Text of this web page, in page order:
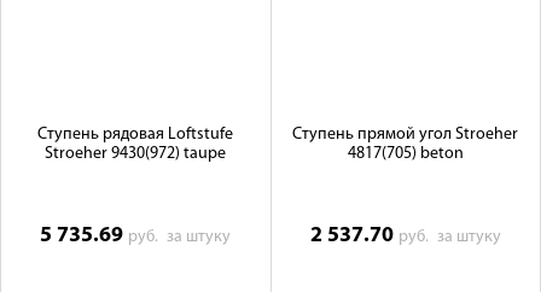
Ступень рядовая Loftstufe
Stroeher 9430(972) taupe
5 735.69 руб.за штуку
Ступень прямой угол Stroeher
4817(705) beton
2 537.70 руб. за штуку